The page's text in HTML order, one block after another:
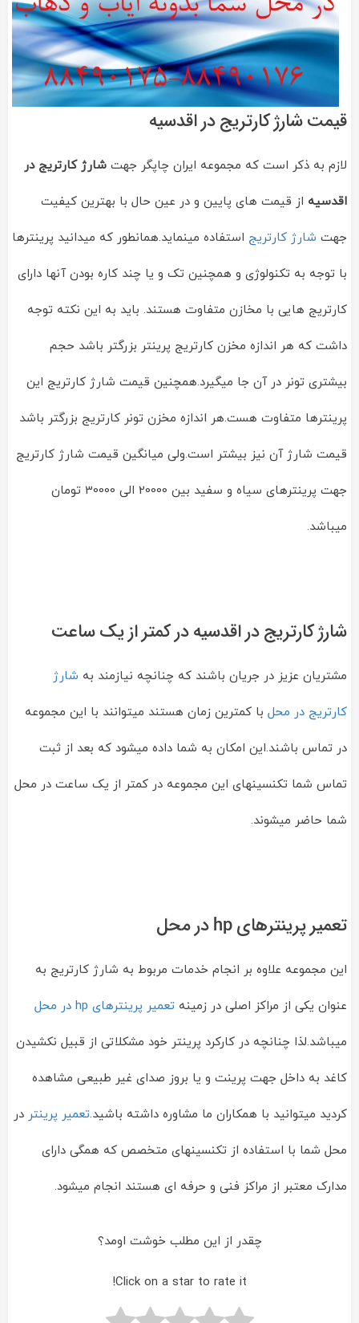
قیمت شارژ کارتریج در اقدسیه
لازم به ذکر است که مجموعه ایران چاپگر جهت شارژ کارتریج در
اقدسیه از قیمت های پایین و در عین حال با بهترین کیفیت
جهت شارژ کارتریج استفاده مینماید.همانطور که میدانید پرینترها
با توجه به تکنولوژی و همچنین تک و یا چند کاره بودن آنها دارای
کارتریج هایی با مخازن متفاوت هستند. باید به این نکته توجه
داشت که هر اندازه مخزن کارتریج پرینتر بزرگتر باشد حجم
بیشتری تونر در آن جا میگیرد.همچنین قیمت شارژ کارتریج این
پرینترها متفاوت هست.هر اندازه مخزن تونر کارتریج بزرگتر باشد
قیمت شارژ آن نیز بیشتر است.ولی میانگین قیمت شارژ کارتریج
جهت پرینترهای سیاه و سفید بین 20000 الی 30000 تومان
میباشد.
شارژ کارتریج در اقدسیه در کمتر از یک ساعت
مشتریان عزیز در جریان باشند که چنانچه نیازمند به شارژ
کارتریج در محل با کمترین زمان هستند میتوانند با این مجموعه
در تماس باشند.این امکان به شما داده میشود که بعد از ثبت
تماس شما تکنسینهای این مجموعه در کمتر از یک ساعت در محل
شما حاضر میشوند.
تعمیر پرینترهای hp در محل
این مجموعه علاوه بر انجام خدمات مربوط به شارژ کارتریج به
عنوان یکی از مراکز اصلی در زمینه تعمیر پرینترهای hp در محل
میباشد.لذا چنانچه در کارکرد پرینتر خود مشکلاتی از قبیل نکشیدن
کاغد به داخل جهت پرینت و یا بروز صدای غیر طبیعی مشاهده
کردید میتوانید با همکاران ما مشاوره داشته باشید.تعمیر پرینتر در
محل شما با استفاده از تکنسینهای متخصص که همگی دارای
مدارک معتبر از مراکز فنی و حرفه ای هستند انجام میشود.
چقدر از این مطلب خوشت اومد؟
Click on a star to rate it!